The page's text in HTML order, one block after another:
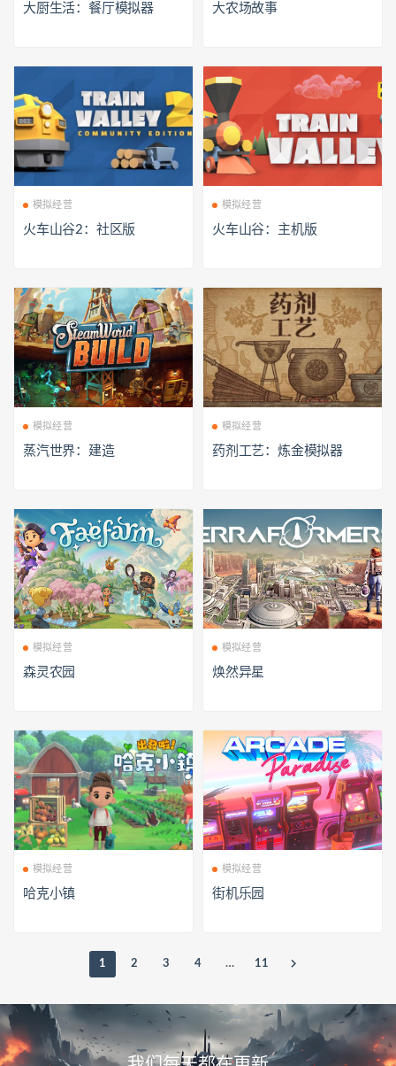
大厨生活：餐厅模拟器 大农场故事
模拟经营
火车山谷2：社区版
模拟经营
火车山谷：主机版
模拟经营
蒸汽世界：建造
模拟经营
药剂工艺：炼金模拟器
模拟经营
森灵农园
模拟经营
焕然异星
模拟经营
哈克小镇
模拟经营
街机乐园
1 2 3 4 … 11